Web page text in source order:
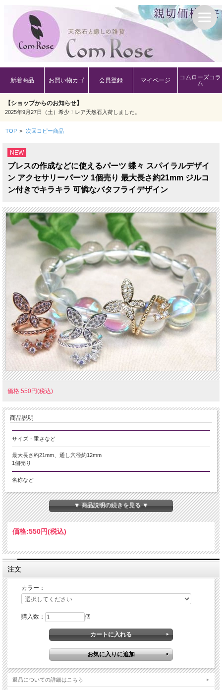
新着商品 お買い物カゴ 会員登録 マイページ
コムローズコラ
ム
【ショップからのお知らせ】
2025年9月27日（土）希少！レア天然石入荷しました。
TOP > 次回コピー商品
NEW
ブレスの作成などに使えるパーツ 蝶々 スパイラルデザイ
ン アクセサリーパーツ 1個売り 最大長さ約21mm ジルコ
ン付きでキラキラ 可憐なバタフライデザイン
価格:550円(税込)
商品説明
サイズ・重さなど
最大長さ約21mm、通し穴径約12mm
1個売り
名称など
-
商品説明
バタフライ(蝶々)デザイン アクセサリーパーツ
螺旋部分を少し指で広げると隙間ができるので、その隙間にブレスゴムを通すこ
とでお手持ちのブレスレットをバラさずにパーツを付けることができます！
スパイラル(螺旋状)になったデザインなので珠を包み込み
写真のようにお持ちのブレスレットに通してワンポイントとしてお使いいただけ
る他、
キーホルダーのパーツとしてお使い頂いても可愛いです。
激安価格ですのでオススメです！ハンドメイドにぜひ！！
撮影時のブレスレット珠→12mm
オススメの珠のミリ数→10mm-12mm
※パーツだけの販売です。撮影に使用している天然石は付属されません。
※入荷のロットにより、色味や形状が変わる場合がございます。ご了承下さい。
▼ 商品説明の続きを見る ▼
価格:550円(税込)
注文
カラー：
購入数： 個
返品についての詳細はこちら